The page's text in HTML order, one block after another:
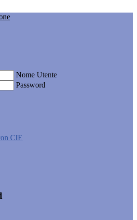
Nome Utente
Password
CIE